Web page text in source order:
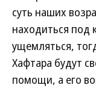
суть наших
находиться под
ущемляться,
Хафтара будут
помощи, а его